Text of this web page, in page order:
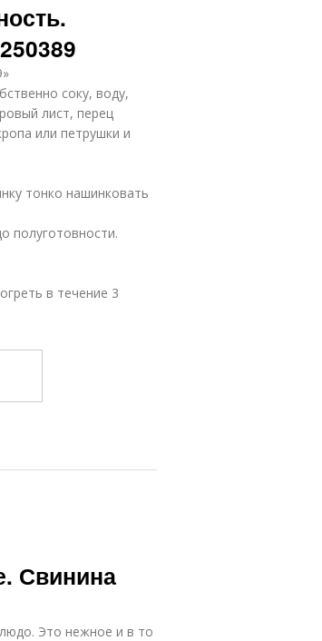
соку, воду,
лист, перец
или петрушки и
тонко нашинковать
полуготовности.
в течение 3
Свинина
Это нежное и в то